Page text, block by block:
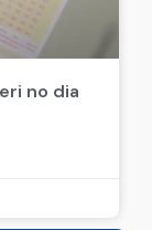
no dia